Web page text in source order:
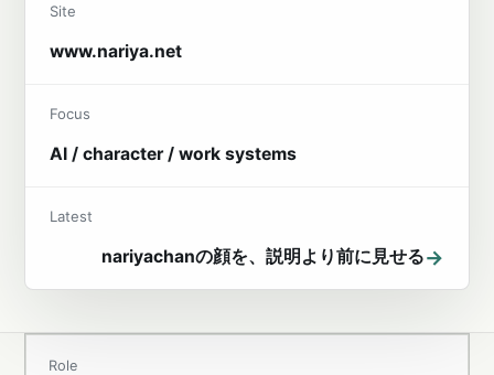
Site
www.nariya.net
Focus
AI / character / work systems
Latest
nariyachanの顔を、説明より前に見せる→
Role